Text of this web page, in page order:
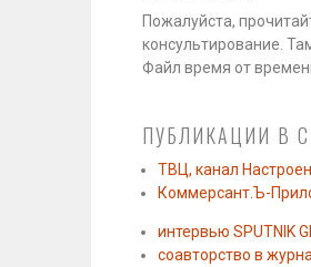
Пожалуйста,
консультирование.
Файл время от
ПУБЛИКАЦИИ В
ТВЦ, канал
Коммерсант.Ъ-
интервью SPUTNIK
соавторство в